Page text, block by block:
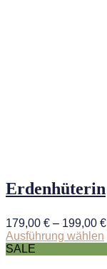
Erdenhüterin
179,00 € – 199,00 €
Ausführung wählen
Dieses
SALE